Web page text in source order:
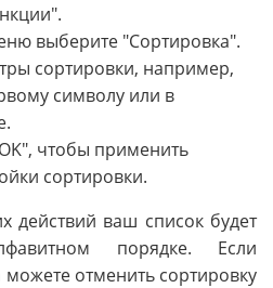
выберите "Сортировка".
сортировки, например,
символу или в
чтобы применить
сортировки.
действий ваш список будет
порядке. Если
отменить сортировку